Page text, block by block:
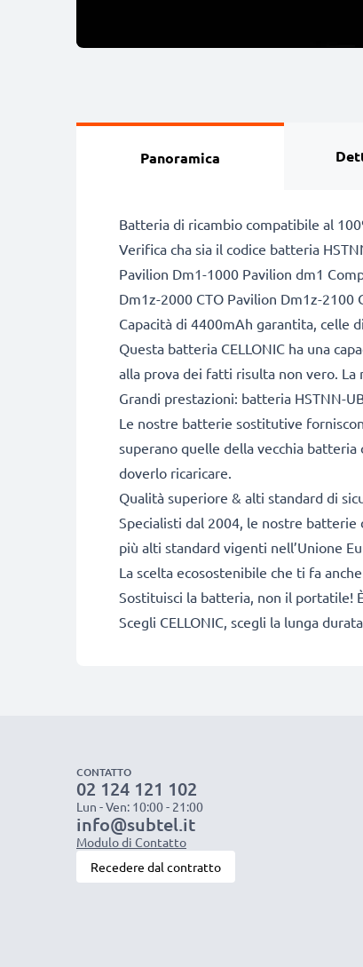
Panoramica
Batteria di ricambio compatibile al
Verifica cha sia il codice batteria
Pavilion Dm1-1000 Pavilion dm1
Dm1z-2000 CTO Pavilion Dm1z-2100
Capacità di 4400mAh garantita, celle
Questa batteria CELLONIC ha una
alla prova dei fatti risulta non vero. La
Grandi prestazioni: batteria HSTNN-
Le nostre batterie sostitutive
superano quelle della vecchia
doverlo ricaricare.
Qualità superiore & alti standard di
Specialisti dal 2004, le nostre
più alti standard vigenti nell’Unione
La scelta ecosostenibile che ti fa
Sostituisci la batteria, non il portatile!
Scegli CELLONIC, scegli la lunga
CONTATTO
02 124 121 102
Lun - Ven: 10:00 - 21:00
info@subtel.it
Modulo di Contatto
Recedere dal contratto